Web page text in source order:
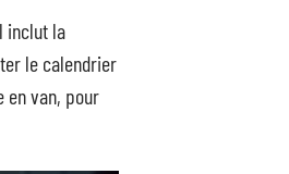
inclut la
le calendrier
en van, pour